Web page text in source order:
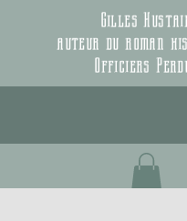
Gilles
auteur du roman
Officiers